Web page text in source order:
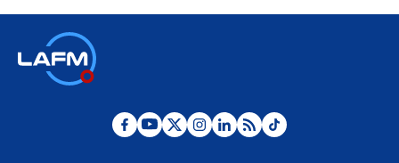
Posesión de Abelardo De La Espriella